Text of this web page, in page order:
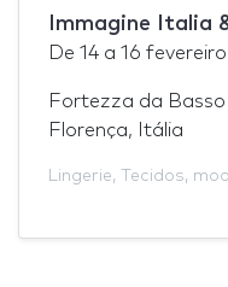
Immagine Italia
De 14 a 16
Fortezza da Basso
Florença, Itália
Lingerie, Tecidos,